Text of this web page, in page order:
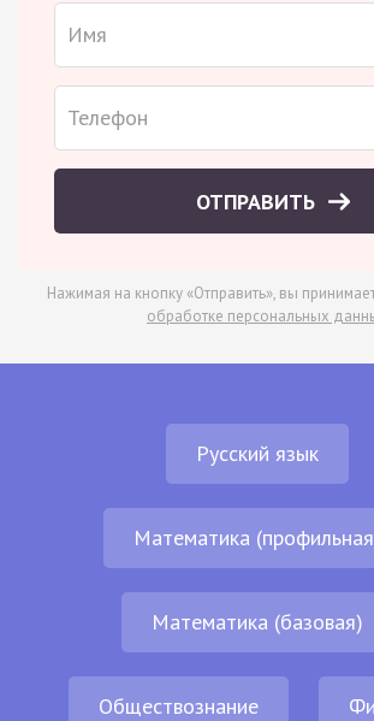
ОТПРАВИТЬ
Нажимая на кнопку «Отправить», вы
обработке персональных
Русский язык
Математика
Математика (базовая)
Обществознание